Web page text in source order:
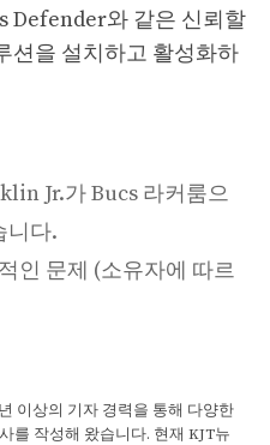
Defender와 같은 신뢰할
션을 설치하고 활성화하
Jr.가 Bucs 라커룸으
니다.
인 문제 (소유자에 따르
이상의 기자 경력을 통해 다양한
를 작성해 왔습니다. 현재 KJT뉴